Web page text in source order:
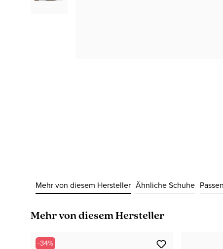
Mehr von diesem Hersteller Ähnliche Schuhe
Produktgalerie überspringen
Mehr von diesem Hersteller
-34%